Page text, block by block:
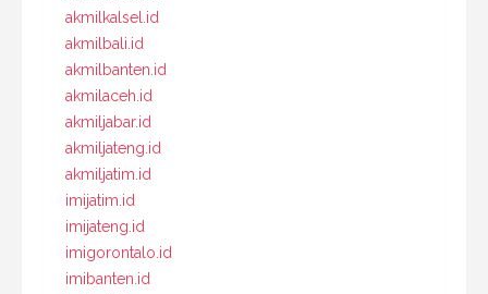
akmilkalsel.id
akmilbali.id
akmilbanten.id
akmilaceh.id
akmiljabar.id
akmiljateng.id
akmiljatim.id
imijatim.id
imijateng.id
imigorontalo.id
imibanten.id